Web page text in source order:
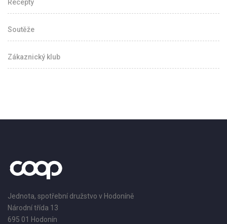
Recepty
Soutěže
Zákaznický klub
Jednota, spotřební družstvo v Hodoníně
Národní třída 13
695 01 Hodonín